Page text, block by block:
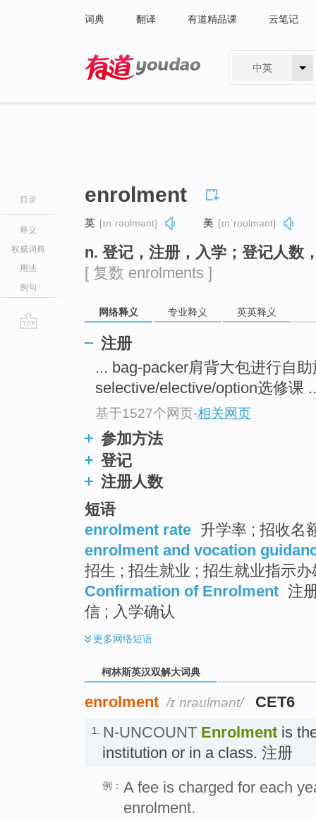
词典 翻译 有道精品课 云笔记
中英
目录
释义
权威词典
用法
例句
enrolment
英 [ɪnˈrəʊlmənt] 美 [ɪnˈroʊlmənt]
n. 登记，注册，入学；登记人数
[ 复数 enrolments ]
网络释义 专业释义 英英释义
注册
... bag-packer肩背大包进行自
selective/elective/option选修课
基于1527个网页-相关网页
参加方法
登记
注册人数
短语
enrolment rate 升学率 ; 招收名
enrolment and vocation
招生 ; 招生就业 ; 招生就业指示办
Confirmation of Enrolment 注
信 ; 入学确认
更多网络短语
柯林斯英汉双解大词典
enrolment /ɪˈnrəʊlmənt/ CET6
1. N-UNCOUNT Enrolment is
institution or in a class. 注册
例： A fee is charged for each
enrolment.